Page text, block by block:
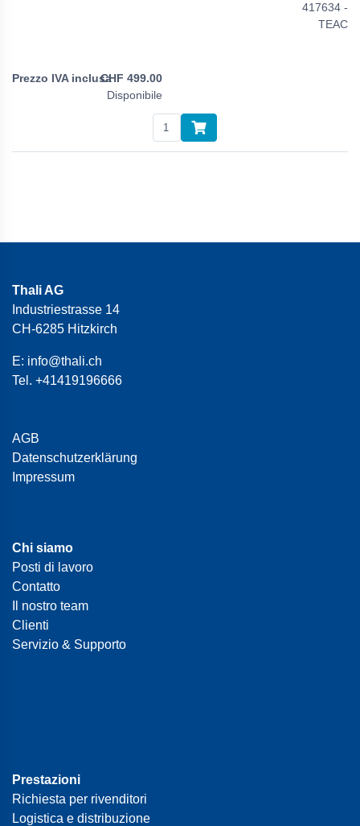
417634 -
TEAC
CHF 499.00
Disponibile
Thali AG
Industriestrasse 14
CH-6285 Hitzkirch
E: info@thali.ch
Tel. +41419196666
AGB
Datenschutzerklärung
Impressum
Chi siamo
Posti di lavoro
Contatto
Il nostro team
Clienti
Servizio & Supporto
Prestazioni
Richiesta per rivenditori
Logistica e distribuzione